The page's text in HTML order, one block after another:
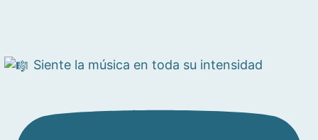
Siente la música en toda su intensidad